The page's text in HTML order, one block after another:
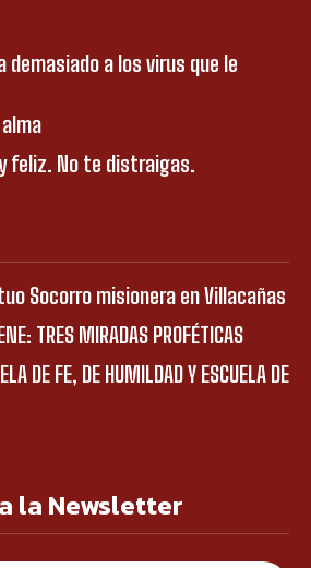
demasiado a los virus que le
feliz. No te distraigas.
Socorro misionera en Villacañas
TRES MIRADAS PROFÉTICAS
DE FE, DE HUMILDAD Y ESCUELA DE
la Newsletter